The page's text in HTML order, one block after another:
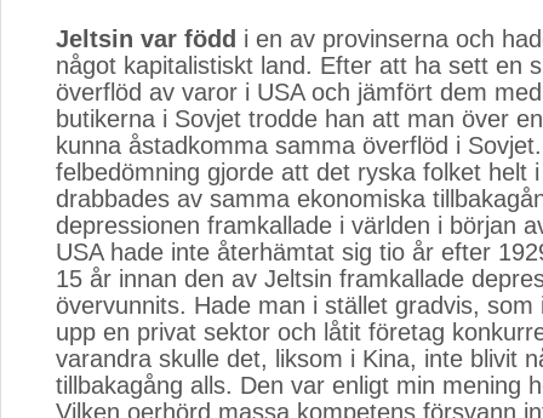
Jeltsin var född i en av provinserna och
något kapitalistiskt land. Efter att ha sett en
överflöd av varor i USA och jämfört dem
butikerna i Sovjet trodde han att man över
kunna åstadkomma samma överflöd i
felbedömning gjorde att det ryska folket helt
drabbades av samma ekonomiska
depressionen framkallade i världen i början
USA hade inte återhämtat sig tio år efter
15 år innan den av Jeltsin framkallade
övervunnits. Hade man i stället gradvis, som
upp en privat sektor och låtit företag
varandra skulle det, liksom i Kina, inte blivit
tillbakagång alls. Den var enligt min mening
Vilken oerhörd massa kompetens försvann